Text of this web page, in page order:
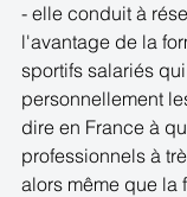
- elle conduit à
l'avantage de la
sportifs salariés
personnellement
dire en France à
professionnels à
alors même que la